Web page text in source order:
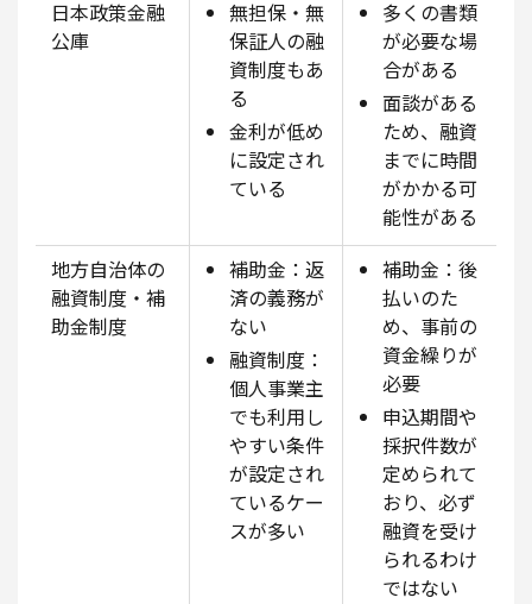
日本政策金融
公庫
無担保・無
保証人の融
資制度もあ
る
金利が低め
に設定され
ている
多くの書類
が必要な場
合がある
面談がある
ため、融資
までに時間
がかかる可
能性がある
地方自治体の
融資制度・補
助金制度
補助金：返
済の義務が
ない
融資制度：
個人事業主
でも利用し
やすい条件
が設定され
ているケー
スが多い
補助金：後
払いのた
め、事前の
資金繰りが
必要
申込期間や
採択件数が
定められて
おり、必ず
融資を受け
られるわけ
ではない